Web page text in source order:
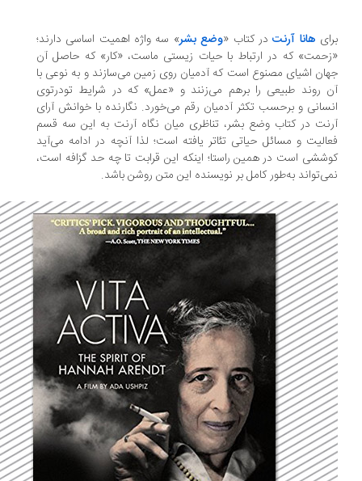
هانا آرنتدر كتاب «وضع بشر» سه واژه اهمیت اساسی دارند؛
كه در ارتباط با حیات زیستی ماست، «كار» كه حاصل آن
اشیای مصنوع است كه آدمیان روی زمین می‌سازند و به نوعی با
روند طبیعی را برهم می‌زنند و «عمل» كه در شرایط تودرتوی
و برحسب تكثر آدمیان رقم می‌خورد. نگارنده با خوانش آرای
در كتاب وضع بشر، تناظری میان نگاه آرنت به این سه قسم
و مسائل حیاتی تئاتر یافته است؛ لذا آنچه در ادامه می‌آید
است در همین راستا؛ اینكه این قرابت تا چه حد گزافه است،
به‌طور كامل بر نویسنده این متن روشن باشد.